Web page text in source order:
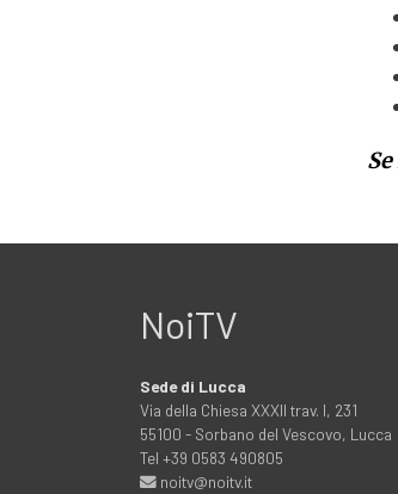
NoiTV
Sede di Lucca
Via della Chiesa XXXII trav. I, 231
55100 - Sorbano del Vescovo, Lucca
Tel +39 0583 490805
noitv@noitv.it